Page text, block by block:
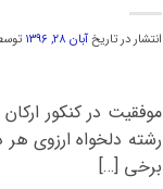
انتشار در تاریخآبان ۲۸, ۱۳۹۶
موفقیت در کنکور
رشته دلخواه ارزوی
برخی […]